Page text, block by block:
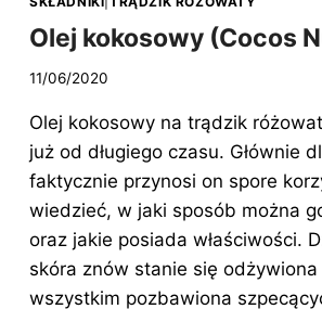
Olej kokosowy (Cocos
11/06/2020
Olej kokosowy na trądzik
już od długiego czasu. Głównie
faktycznie przynosi on spore
wiedzieć, w jaki sposób można
oraz jakie posiada właściwości.
skóra znów stanie się
wszystkim pozbawiona